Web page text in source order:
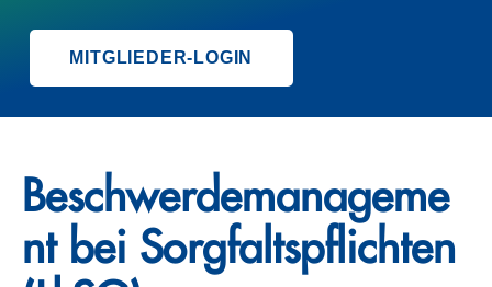
MITGLIEDER-LOGIN
Beschwerdemanageme
nt bei Sorgfaltspflichten